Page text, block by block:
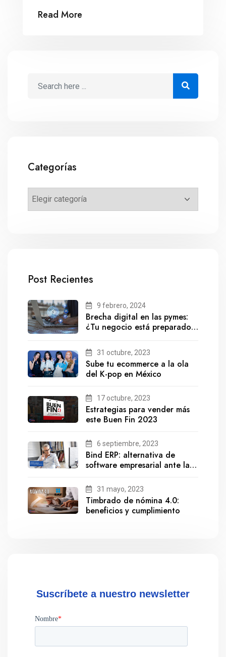
Read More
Categorías
Post Recientes
9 febrero, 2024
Brecha digital en las pymes:
¿Tu negocio está preparado
31 octubre, 2023
Sube tu ecommerce a la ola
del K-pop en México
17 octubre, 2023
Estrategias para vender más
este Buen Fin 2023
6 septiembre, 2023
Bind ERP: alternativa de
software empresarial ante la
31 mayo, 2023
Timbrado de nómina 4.0:
beneficios y cumplimiento
Suscríbete a nuestro newsletter